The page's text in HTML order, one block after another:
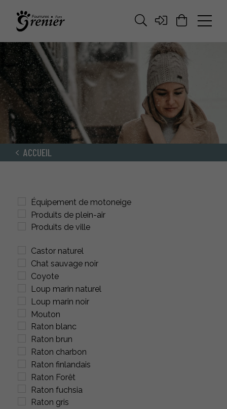
ACCUEIL
Équipement de motoneige
Produits de plein-air
Produits de ville
Castor naturel
Chat sauvage noir
Coyote
Loup marin naturel
Loup marin noir
Mouton
Raton blanc
Raton brun
Raton charbon
Raton finlandais
Raton Forêt
Raton fuchsia
Raton gris